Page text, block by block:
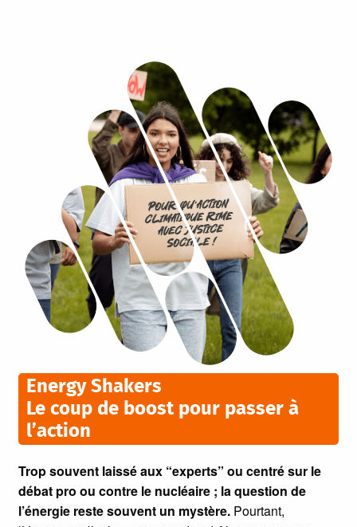
Energy Shakers
Le coup de boost pour passer à
l’action
Trop souvent laissé aux “experts” ou centré sur le
débat pro ou contre le nucléaire ; la question de
l’énergie reste souvent un mystère. Pourtant,